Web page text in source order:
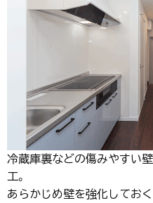
冷蔵庫裏などの傷みやすい
工。
あらかじめ壁を強化してお